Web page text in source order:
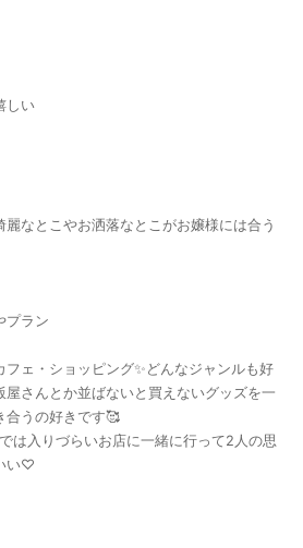
しい
なとこやお洒落なとこがお嬢様には合う
プラン
ェ・ショッピング✨️どんなジャンルも好
屋さんとか並ばないと買えないグッズを一
合うの好きです🥰
は入りづらいお店に一緒に行って2人の思
い♡